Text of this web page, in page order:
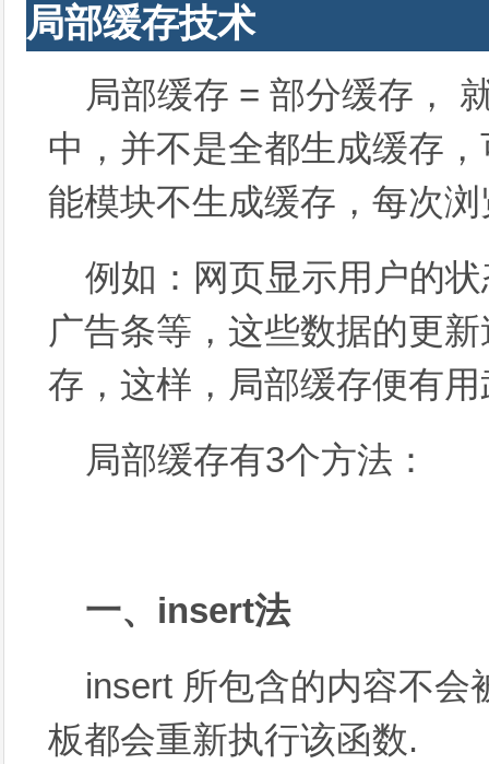
局部缓存技术
局部缓存 = 部分缓存，
中，并不是全都生成缓存
能模块不生成缓存，每次
例如：网页显示用户的
广告条等，这些数据的更
存，这样，局部缓存便有
局部缓存有3个方法：
一、insert法
insert 所包含的内容不会
板都会重新执行该函数.